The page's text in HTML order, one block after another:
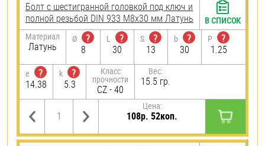
Болт с шестигранной головкой под ключ и
полной резьбой DIN 933 М8х30 мм Латунь
Материал
Латунь
Ø
?
8
L
?
30
S
?
13
b
?
30
P
?
1.25
e
?
14.38
k
?
5.3
Класс
прочности
CZ - 40
Вес:
15.5 гр.
Цена:
108р. 52коп.
В СПИСОК